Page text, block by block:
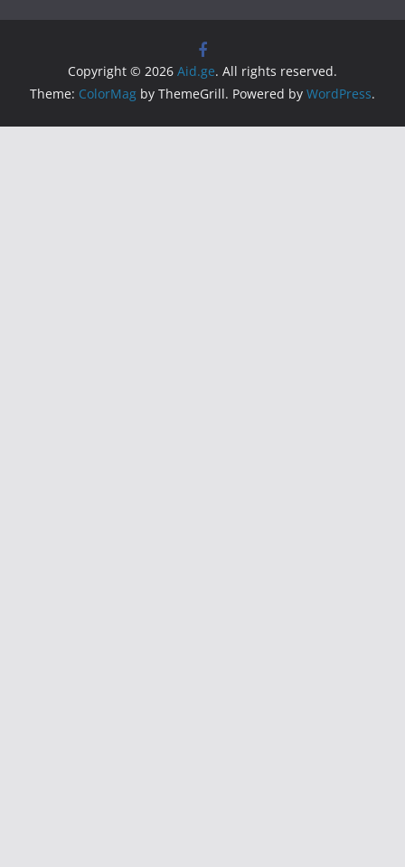
Copyright © 2026 Aid.ge. All rights reserved.
Theme: ColorMag by ThemeGrill. Powered by WordPress.